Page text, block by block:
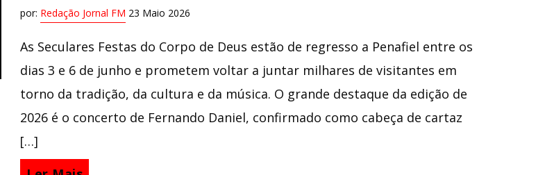
por: Redação Jornal FM 23 Maio 2026
As Seculares Festas do Corpo de Deus estão de regresso a Penafiel entre os
dias 3 e 6 de junho e prometem voltar a juntar milhares de visitantes em
torno da tradição, da cultura e da música. O grande destaque da edição de
2026 é o concerto de Fernando Daniel, confirmado como cabeça de cartaz
[…]